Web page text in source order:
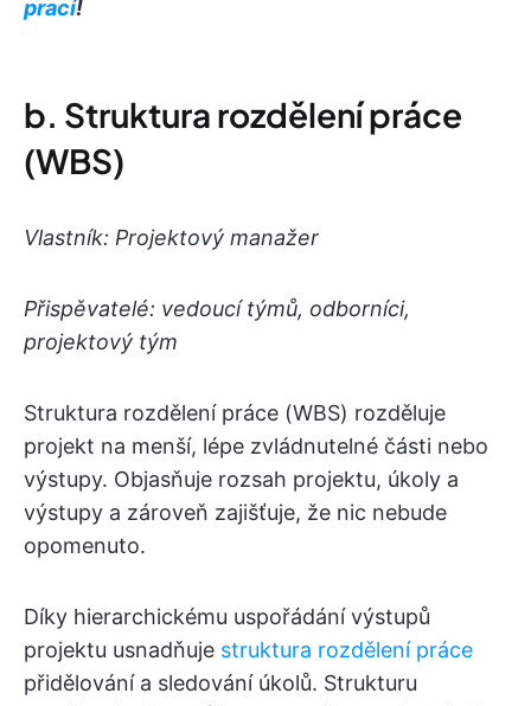
prací!
b. Struktura rozdělení práce
(WBS)
Vlastník: Projektový manažer
Přispěvatelé: vedoucí týmů, odborníci,
projektový tým
Struktura rozdělení práce (WBS) rozděluje
projekt na menší, lépe zvládnutelné části nebo
výstupy. Objasňuje rozsah projektu, úkoly a
výstupy a zároveň zajišťuje, že nic nebude
opomenuto.
Díky hierarchickému uspořádání výstupů
projektu usnadňuje struktura rozdělení práce
přidělování a sledování úkolů. Strukturu